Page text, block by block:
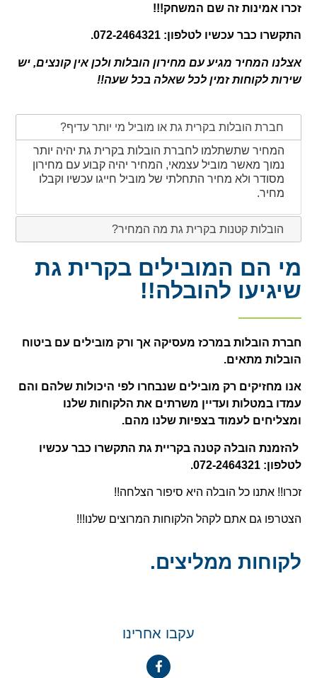
זכרו אמינות זה שם המשחק!!!
התקשרו כבר עכשיו לטלפון: 072-2464321.
אצלנו המחיר מגיע עם מחירון הובלות ולכן אין קונצים, יש
שירות לקוחות זמין לכל שאלה בכל שעה!!
חברת הובלות בקרית גת או מוביל מי יותר עדיף?
המחיר שתשתלמו לחברת הובלות בקרית גת יהיה יותר
נמוך מאשר מוביל עצמאי, המחיר יהיה קבוע עם מחירון
מסודר ולא מחיר התחלתי של מוביל חייגו עכשיו וקבלו
מחיר.
הובלות קטנות בקרית גת מה המחיר?
מי הם המובילים בקרית גת
שיגיעו להובלה!!
חברת הובלות במרכז מעסיקה אך ורק מובילים עם ביטוח
הובלות מתאים.
אנו מחזיקים רק מובילים שנבחרו לפי היכולות שלהם והם
עמדו במטלות ועדיין משרתים את הלקוחות שלנו
ומצליחים לעמוד בצפיות שלנו מהם.
להזמנת הובלה קטנה בקריית גת התקשרו כבר עכשיו
לטלפון: 072-2464321.
זכרו!! אתנו כל הובלה היא סיפור הצלחה!!
הצטרפו גם אתם לקהל הלקוחות המרוצים שלנו!!!
לקוחות ממליצים.
עקבו אחרינו